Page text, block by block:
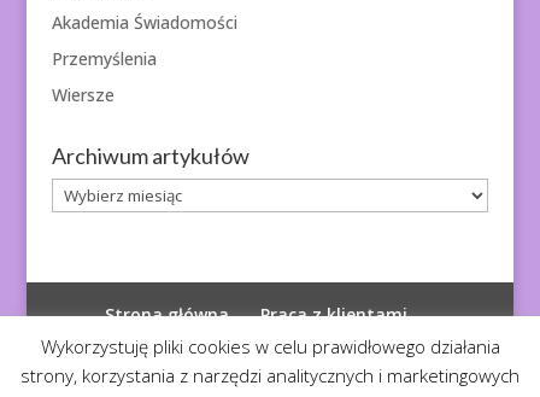
Akademia Świadomości
Przemyślenia
Wiersze
Archiwum artykułów
Archiwum
artykułów
Strona główna
Praca z klientami
Polityka prywatności
Wykorzystuję pliki cookies w celu prawidłowego działania
strony, korzystania z narzędzi analitycznych i marketingowych